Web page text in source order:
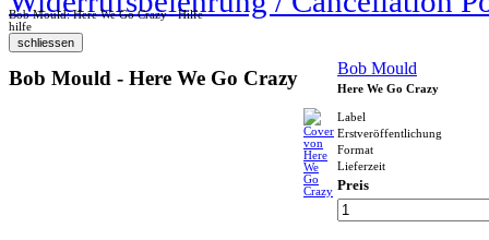
Bob Mould: Here We Go Crazy - Hilfe
hilfe
Bob Mould - Here We Go Crazy Bob Mould
Here We Go Crazy
Label
Erstveröffentlichung
Format
Lieferzeit
Preis